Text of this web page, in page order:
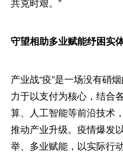
守望相助多业赋能纾困实
产业战“疫”是一场没有硝
力于以支付为核心，结合
算、人工智能等前沿技术
推动产业升级。疫情爆发
举、多业赋能，以实际行